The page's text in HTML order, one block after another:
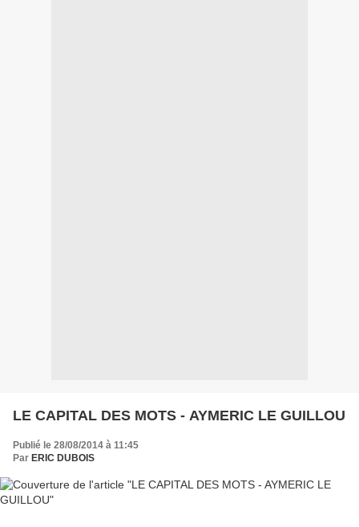
LE CAPITAL DES MOTS - AYMERIC LE GUILLOU
Publié le 28/08/2014 à 11:45
Par ERIC DUBOIS